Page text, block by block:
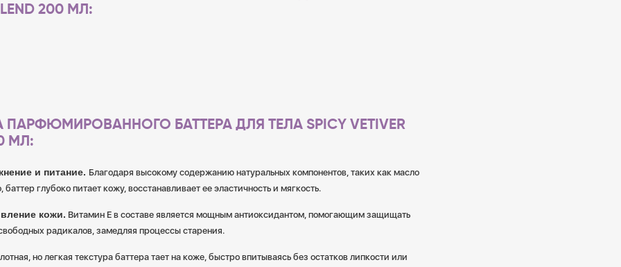
200 МЛ:
БАТТЕРА ДЛЯ ТЕЛА SPICY VETIVER
МЛ:
и питание. Благодаря высокому содержанию натуральных компонентов, таких как масло
глубоко питает кожу, восстанавливает ее эластичность и мягкость.
кожи. Витамин Е в составе является мощным антиоксидантом, помогающим защищать
радикалов, замедляя процессы старения.
но легкая текстура баттера тает на коже, быстро впитываясь без остатков липкости или